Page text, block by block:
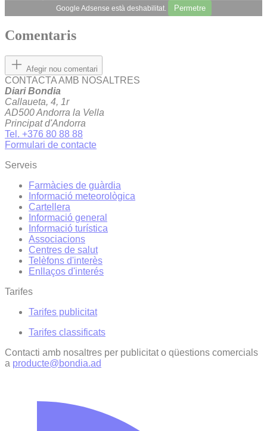
Google Adsense està deshabilitat. Permetre
Comentaris
Afegir nou comentari
CONTACTA AMB NOSALTRES
Diari Bondia
Callaueta, 4, 1r
AD500 Andorra la Vella
Principat d'Andorra
Tel. +376 80 88 88
Formulari de contacte
Serveis
Farmàcies de guàrdia
Informació meteorològica
Cartellera
Informació general
Informació turística
Associacions
Centres de salut
Telèfons d'interès
Enllaços d'interés
Tarifes
Tarifes publicitat
Tarifes classificats
Contacti amb nosaltres per publicitat o qüestions comercials
a producte@bondia.ad